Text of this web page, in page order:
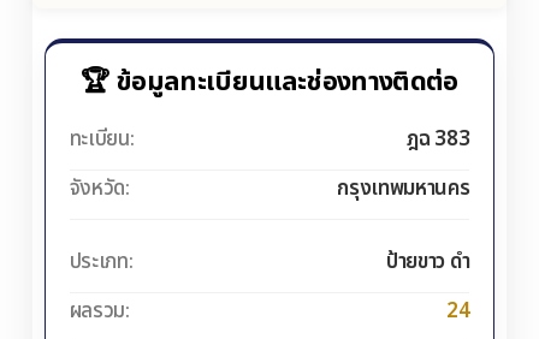
🏆 ข้อมูลทะเบียนและช่องทางติดต่อ
ทะเบียน:
ฎฉ 383
จังหวัด:
กรุงเทพมหานคร
ประเภท:
ป้ายขาว ดำ
ผลรวม:
24